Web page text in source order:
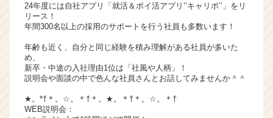
イ
チ
ア
ャ
リ
24年度には自社アプリ「就活＆ポイ活アプリ’’キャリポ’’」をリ
リース！
年間300名以上の採用のサポートを行う社員も多数います！
年齢も近く、自分と同じ経験を積み理解がある社員が多いた
め、
新卒・中途の入社理由1位は「社風や人柄」！
説明会や面談の中で色んな社員さんとお話してみませんか＾＾
★。*†＊。☆。＊†＊。★。＊†＊。☆。＊†
WEB説明会：